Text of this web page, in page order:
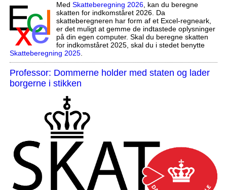
Med Skatteberegning 2026, kan du beregne
skatten for indkomståret 2026. Da
skatteberegneren har form af et Excel-regneark,
er det muligt at gemme de indtastede oplysninger
på din egen computer. Skal du beregne skatten
for indkomståret 2025, skal du i stedet benytte
Skatteberegning 2025.
Professor: Dommerne holder med staten og lader
borgerne i stikken